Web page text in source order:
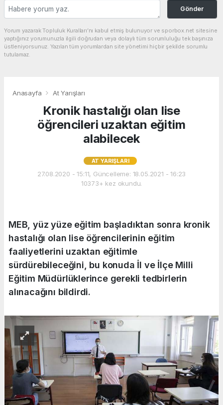
Gönder
Yorum yazarak Topluluk Kuralları’nı kabul etmiş bulunuyor ve sporbox.net sitesine
yaptığınız yorumunuzla ilgili doğrudan veya dolaylı tüm sorumluluğu tek başınıza
üstleniyorsunuz. Yazılan tüm yorumlardan site yönetimi hiçbir şekilde sorumlu
tutulamaz.
Anasayfa At Yarışları
Kronik hastalığı olan lise
öğrencileri uzaktan eğitim
alabilecek
AT YARIŞLARI
27.08.2020 - 15:11, Güncelleme: 18.05.2021 - 16:23
10373+ kez okundu.
MEB, yüz yüze eğitim başladıktan sonra kronik
hastalığı olan lise öğrencilerinin eğitim
faaliyetlerini uzaktan eğitimle
sürdürebileceğini, bu konuda İl ve İlçe Milli
Eğitim Müdürlüklerince gerekli tedbirlerin
alınacağını bildirdi.